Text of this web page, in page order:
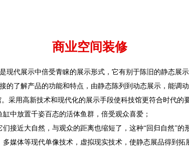
商业空间装修
现代展示中倍受青睐的展示形式，它有别于陈旧的静态展
了解产品的功能和特点，由静态陈列到动态展示，能调
采用高新技术和现代化的展示手段使科技馆更符合时代的
中放置千姿百态的活体鱼群，倍受观众喜爱；
接近大自然，与观众的距离也缩短了，这种“回归自然”的
媒体等现代单像技术，虚拟现实技术，使静态展品得到